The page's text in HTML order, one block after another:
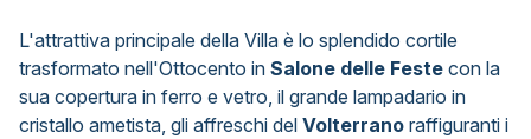
L'attrattiva principale della Villa è lo splendido cortile
trasformato nell'Ottocento in Salone delle Feste con la
sua copertura in ferro e vetro, il grande lampadario in
cristallo ametista, gli affreschi del Volterrano raffiguranti i